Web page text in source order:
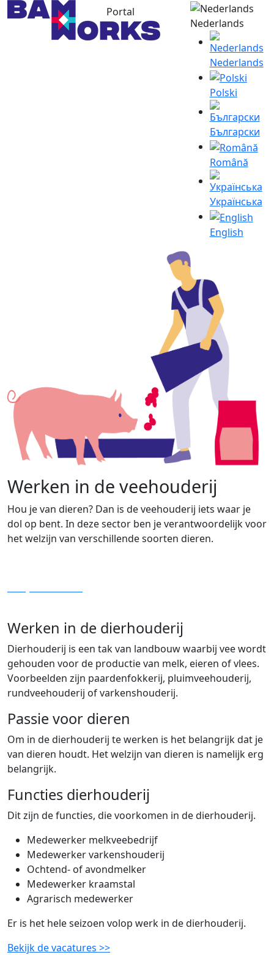
Portal
Nederlands
Nederlands
Polski
Български
Română
Українська
English
Werken in de veehouderij
Hou je van dieren? Dan is de veehouderij iets waar je
dol op bent. In deze sector ben je verantwoordelijk voor
het welzijn van verschillende soorten dieren.
Werken in de dierhouderij
Dierhouderij is een tak van landbouw waarbij vee wordt
gehouden voor de productie van melk, eieren of vlees.
Voorbeelden zijn paardenfokkerij, pluimveehouderij,
rundveehouderij of varkenshouderij.
Passie voor dieren
Om in de dierhouderij te werken is het belangrijk dat je
van dieren houdt. Het welzijn van dieren is namelijk erg
belangrijk.
Functies dierhouderij
Dit zijn de functies, die voorkomen in de dierhouderij.
Medewerker melkveebedrijf
Medewerker varkenshouderij
Ochtend- of avondmelker
Medewerker kraamstal
Agrarisch medewerker
Er is het hele seizoen volop werk in de dierhouderij.
Bekijk de vacatures >>